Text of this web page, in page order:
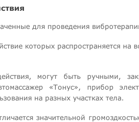
для проведения
которых распространяется
могут быть ручными,
«Тонус», прибор
на разных участках тела.
значительной